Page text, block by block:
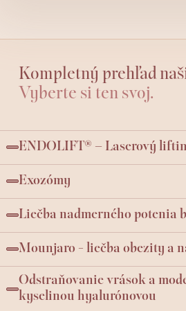
Kompletný prehľad
Vyberte si ten svoj.
ENDOLIFT® – Laserový
Exozómy
Liečba nadmerného potenia
Mounjaro - liečba obezity a
Odstraňovanie vrások a
kyselinou hyalurónovou